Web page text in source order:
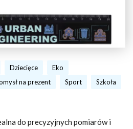
Dziecięce
Eko
na prezent Sport Szkoła
do precyzyjnych pomiarów i